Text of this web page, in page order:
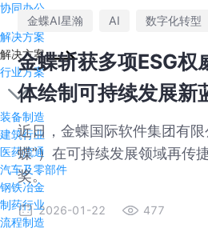
协同办公
解决方案
解决方案
行业方案
装备制造
建筑行业
医药流通
汽车及零部件
钢铁冶金
制药行业
流程制造
金蝶AI星瀚 AI 数字化转型
金蝶斩获多项ESG权
体绘制可持续发展新
近日，金蝶国际软件集团有
蝶”）在可持续发展领域再传
奖。
2026-01-22 477